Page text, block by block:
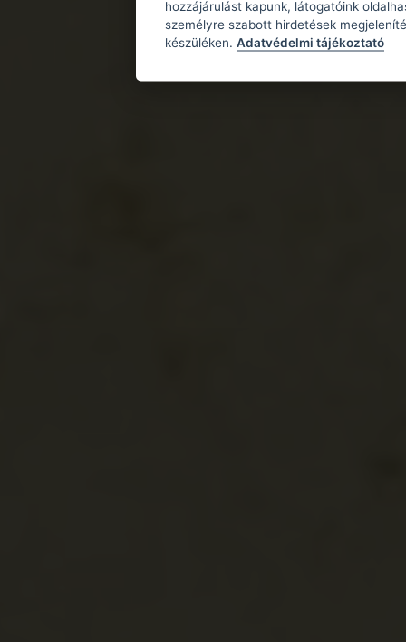
hozzájárulást kapunk, látogatóink
személyre szabott hirdetések
készüléken. Adatvédelmi tájékoztató